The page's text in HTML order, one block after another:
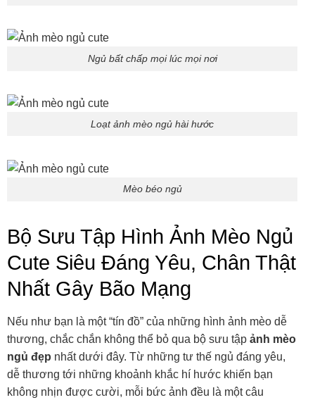
Ngủ bất chấp mọi lúc mọi nơi
Loạt ảnh mèo ngủ hài hước
Mèo béo ngủ
Bộ Sưu Tập Hình Ảnh Mèo Ngủ
Cute Siêu Đáng Yêu, Chân Thật
Nhất Gây Bão Mạng
Nếu như bạn là một “tín đồ” của những hình ảnh mèo dễ
thương, chắc chắn không thể bỏ qua bộ sưu tập ảnh mèo
ngủ đẹp nhất dưới đây. Từ những tư thế ngủ đáng yêu,
dễ thương tới những khoảnh khắc hí hước khiến bạn
không nhịn được cười, mỗi bức ảnh đều là một câu